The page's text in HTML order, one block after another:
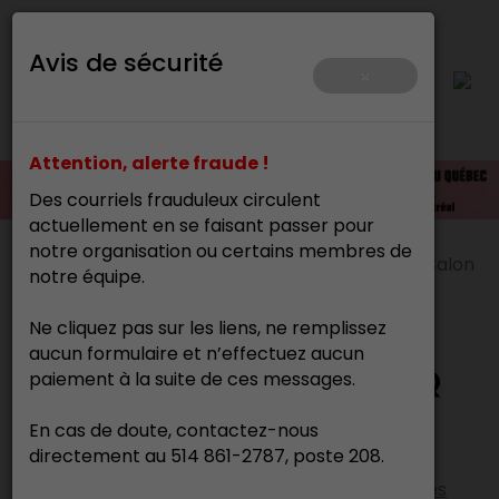
Avis de sécurité
Attention, alerte fraude !
Des courriels frauduleux circulent
actuellement en se faisant passer pour
notre organisation ou certains membres de
notre équipe.
Ne cliquez pas sur les liens, ne remplissez
aucun formulaire et n’effectuez aucun
paiement à la suite de ces messages.
En cas de doute, contactez-nous
directement au 514 861-2787, poste 208.
Accueil>Événements>Anciennes éditions>
des métiers d’art du Québec 2025
Retour expérience - SMAQ
2025